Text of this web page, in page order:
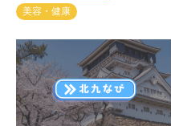
美容・健康